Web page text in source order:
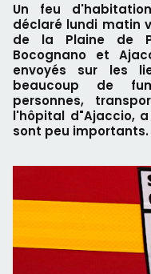
Un feu
déclaré lundi matin
de la Plaine de
Bocognano et
envoyés sur les
beaucoup de
personnes,
l'hôpital d"Ajaccio,
sont peu importants.